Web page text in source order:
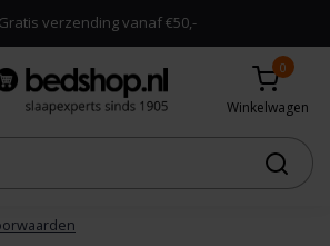
Gratis verzending vanaf €50,-
0
Winkelwagen